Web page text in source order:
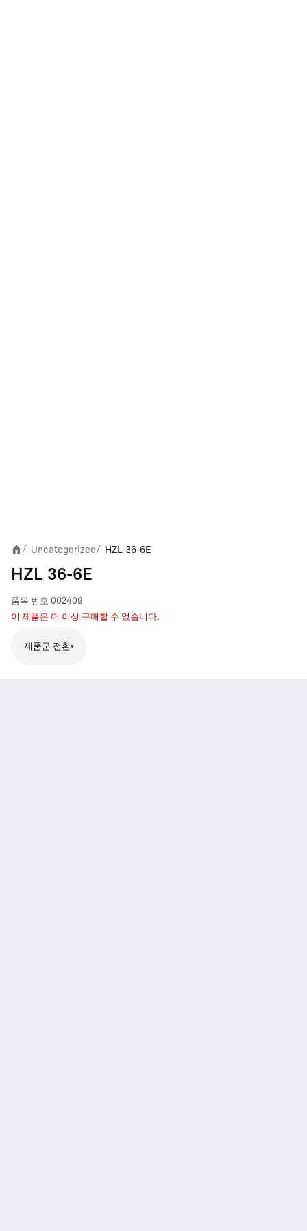
/ Uncategorized / HZL 36-6E
HZL 36-6E
품목 번호 002409
이 제품은 더 이상 구매할 수 없습니다.
제품군 전환